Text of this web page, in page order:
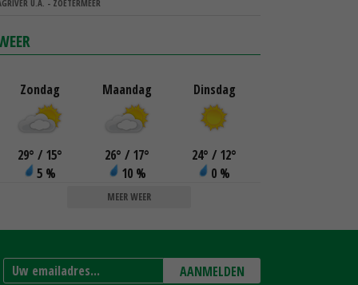
U.A. - ZOETERMEER
Zondag
29° / 15°
5 %
Maandag
26° / 17°
10 %
Dinsdag
24° / 12°
0 %
MEER WEER
AANMELDEN